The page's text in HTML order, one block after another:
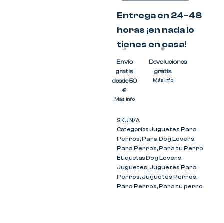
Entrega en 24-48
horas ¡en nada lo
tienes en casa!
Envío
gratis
desde 50
€
Más info
Devoluciones
gratis
Más info
SKUN/A
CategoríasJuguetes Para
Perros,Para Dog Lovers,
Para Perros,Para tu Perro
EtiquetasDog Lovers,
Juguetes,Juguetes Para
Perros,Juguetes Perros,
Para Perros,Para tu perro